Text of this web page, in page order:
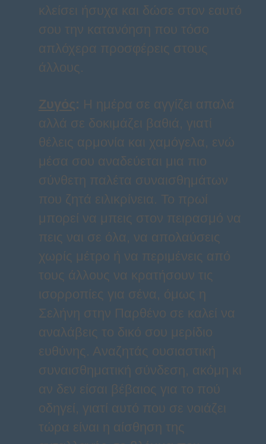
κλείσει ήσυχα και δώσε στον εαυτό
σου την κατανόηση που τόσο
απλόχερα προσφέρεις στους
άλλους.
Ζυγός: Η ημέρα σε αγγίζει απαλά
αλλά σε δοκιμάζει βαθιά, γιατί
θέλεις αρμονία και χαμόγελα, ενώ
μέσα σου αναδεύεται μια πιο
σύνθετη παλέτα συναισθημάτων
που ζητά ειλικρίνεια. Το πρωί
μπορεί να μπεις στον πειρασμό να
πεις ναι σε όλα, να απολαύσεις
χωρίς μέτρο ή να περιμένεις από
τους άλλους να κρατήσουν τις
ισορροπίες για σένα, όμως η
Σελήνη στην Παρθένο σε καλεί να
αναλάβεις το δικό σου μερίδιο
ευθύνης. Αναζητάς ουσιαστική
συναισθηματική σύνδεση, ακόμη κι
αν δεν είσαι βέβαιος για το πού
οδηγεί, γιατί αυτό που σε νοιάζει
τώρα είναι η αίσθηση της